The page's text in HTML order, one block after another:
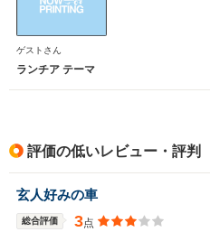
ゲストさん
ランチア テーマ
評価の低いレビュー・評判
玄人好みの車
総合評価 3点